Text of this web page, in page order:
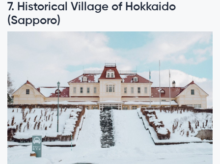
7. Historical Village of Hokkaido
(Sapporo)